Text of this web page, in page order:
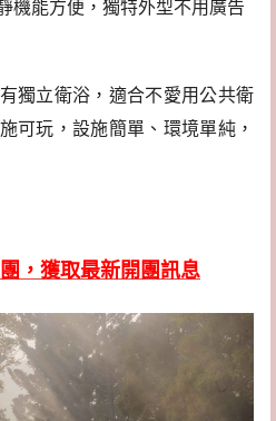
機能方便，獨特外型不用廣告
獨立衛浴，適合不愛用公共衛
可玩，設施簡單、環境單純，
，獲取最新開團訊息